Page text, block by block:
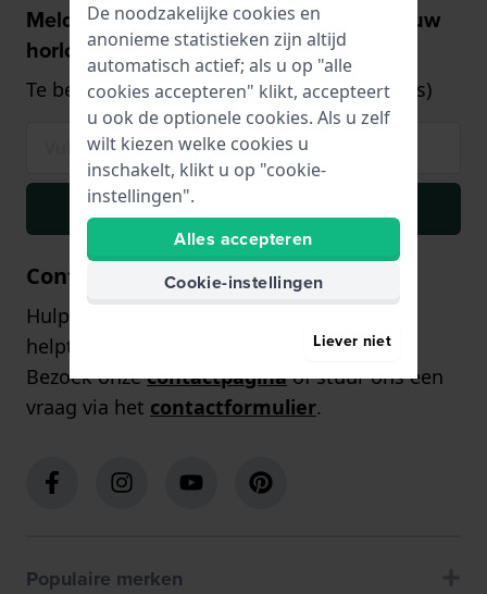
Meld u aan en ontvang €5,- korting op uw
horloge!
Te besteden vanaf €75,- (alleen op horloges)
Contact
Hulp of advies nodig? Onze klantenservice
helpt u graag!
Bezoek onzecontactpaginaof stuur ons een
vraag via het contactformulier.
Populaire merken
De noodzakelijke cookies en
anonieme statistieken zijn altijd
automatisch actief; als u op "alle
cookies accepteren" klikt, accepteert
u ook de optionele cookies. Als u zelf
wilt kiezen welke cookies u
inschakelt, klikt u op "cookie-
instellingen".
Alles accepteren
Cookie-instellingen
Liever niet